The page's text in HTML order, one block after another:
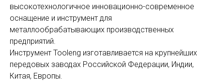
высокотехнологичное инновационно-современное
оснащение и инструмент для
металлообрабатывающих производственных
предприятий.
Инструмент Tooleng изготавливается на крупнейших
передовых заводах Российской Федерации, Индии,
Китая, Европы.